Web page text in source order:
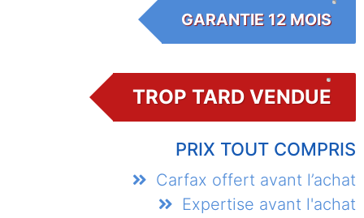
GARANTIE 12 MOIS
TROP TARD VENDUE
PRIX TOUT COMPRIS
Carfax offert avant l’achat
Expertise avant l'achat